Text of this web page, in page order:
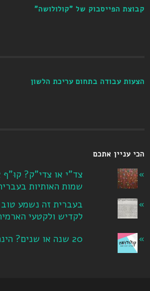
קבוצת הפייסבוק של "קולולושה"
הצעות עבודה בתחום עריכת הלשון
הכי עניין אתכם
צד"י או צדי"ק?
שמות האותיות
בעברית זה נשמע טוב
לקדיש ולקטעי
20 שנה או שנים? הינה הכלל!